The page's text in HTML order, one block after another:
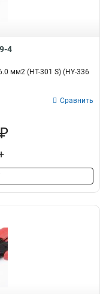
4
мм2 (HT-301 S) (HY-336
Сравнить